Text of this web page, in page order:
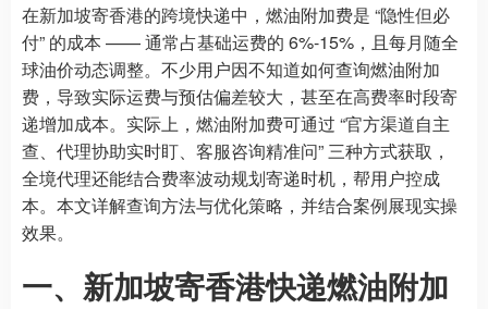
在新加坡寄香港的跨境快递中，燃油附加费是 “隐性但必
付” 的成本 —— 通常占基础运费的 6%-15%，且每月随全
球油价动态调整。不少用户因不知道如何查询燃油附加
费，导致实际运费与预估偏差较大，甚至在高费率时段寄
递增加成本。实际上，燃油附加费可通过 “官方渠道自主
查、代理协助实时盯、客服咨询精准问” 三种方式获取，
全境代理还能结合费率波动规划寄递时机，帮用户控成
本。本文详解查询方法与优化策略，并结合案例展现实操
效果。
一、新加坡寄香港快递燃油附加